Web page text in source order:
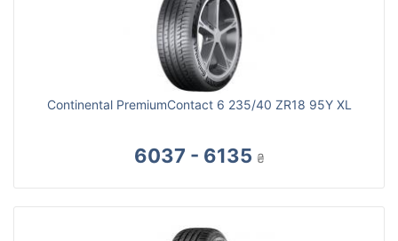
Continental PremiumContact 6 235/40 ZR18 95Y XL
6037 - 6135 ₴